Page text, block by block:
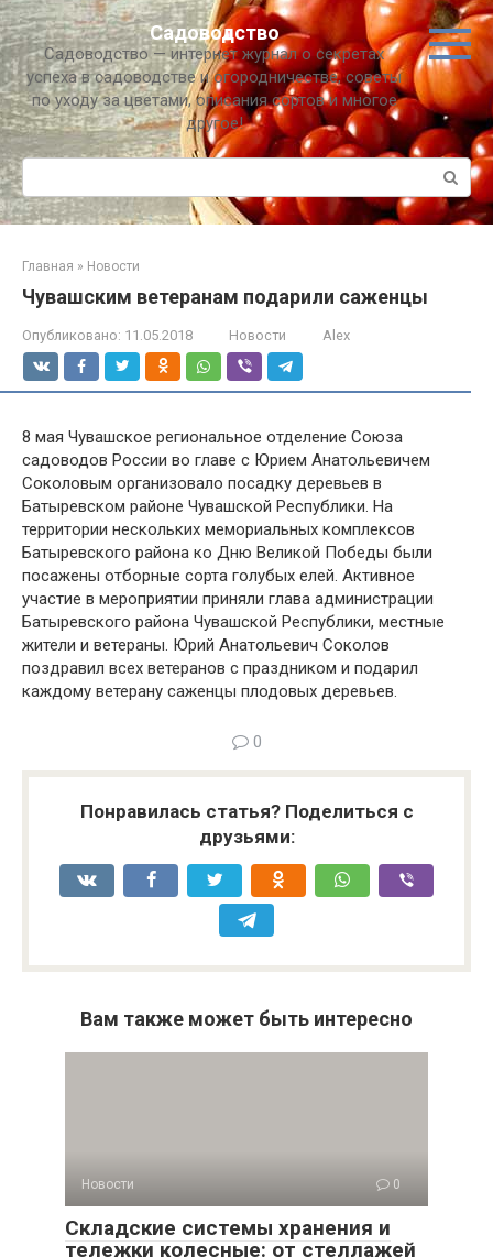
Перейти
к
контенту
Садоводство
Садоводство — интернет журнал о секретах
успеха в садоводстве и огородничестве, советы
по уходу за цветами, описания сортов и многое
другое!
Поиск:
Главная » Новости
Чувашским ветеранам подарили саженцы
Опубликовано: 11.05.2018 Новости Alex
8 мая Чувашское региональное отделение Союза
садоводов России во главе с Юрием Анатольевичем
Соколовым организовало посадку деревьев в
Батыревском районе Чувашской Республики. На
территории нескольких мемориальных комплексов
Батыревского района ко Дню Великой Победы были
посажены отборные сорта голубых елей. Активное
участие в мероприятии приняли глава администрации
Батыревского района Чувашской Республики, местные
жители и ветераны. Юрий Анатольевич Соколов
поздравил всех ветеранов с праздником и подарил
каждому ветерану саженцы плодовых деревьев.
0
Понравилась статья? Поделиться с
друзьями:
Вам также может быть интересно
Новости 0
Складские системы хранения и
тележки колесные: от стеллажей